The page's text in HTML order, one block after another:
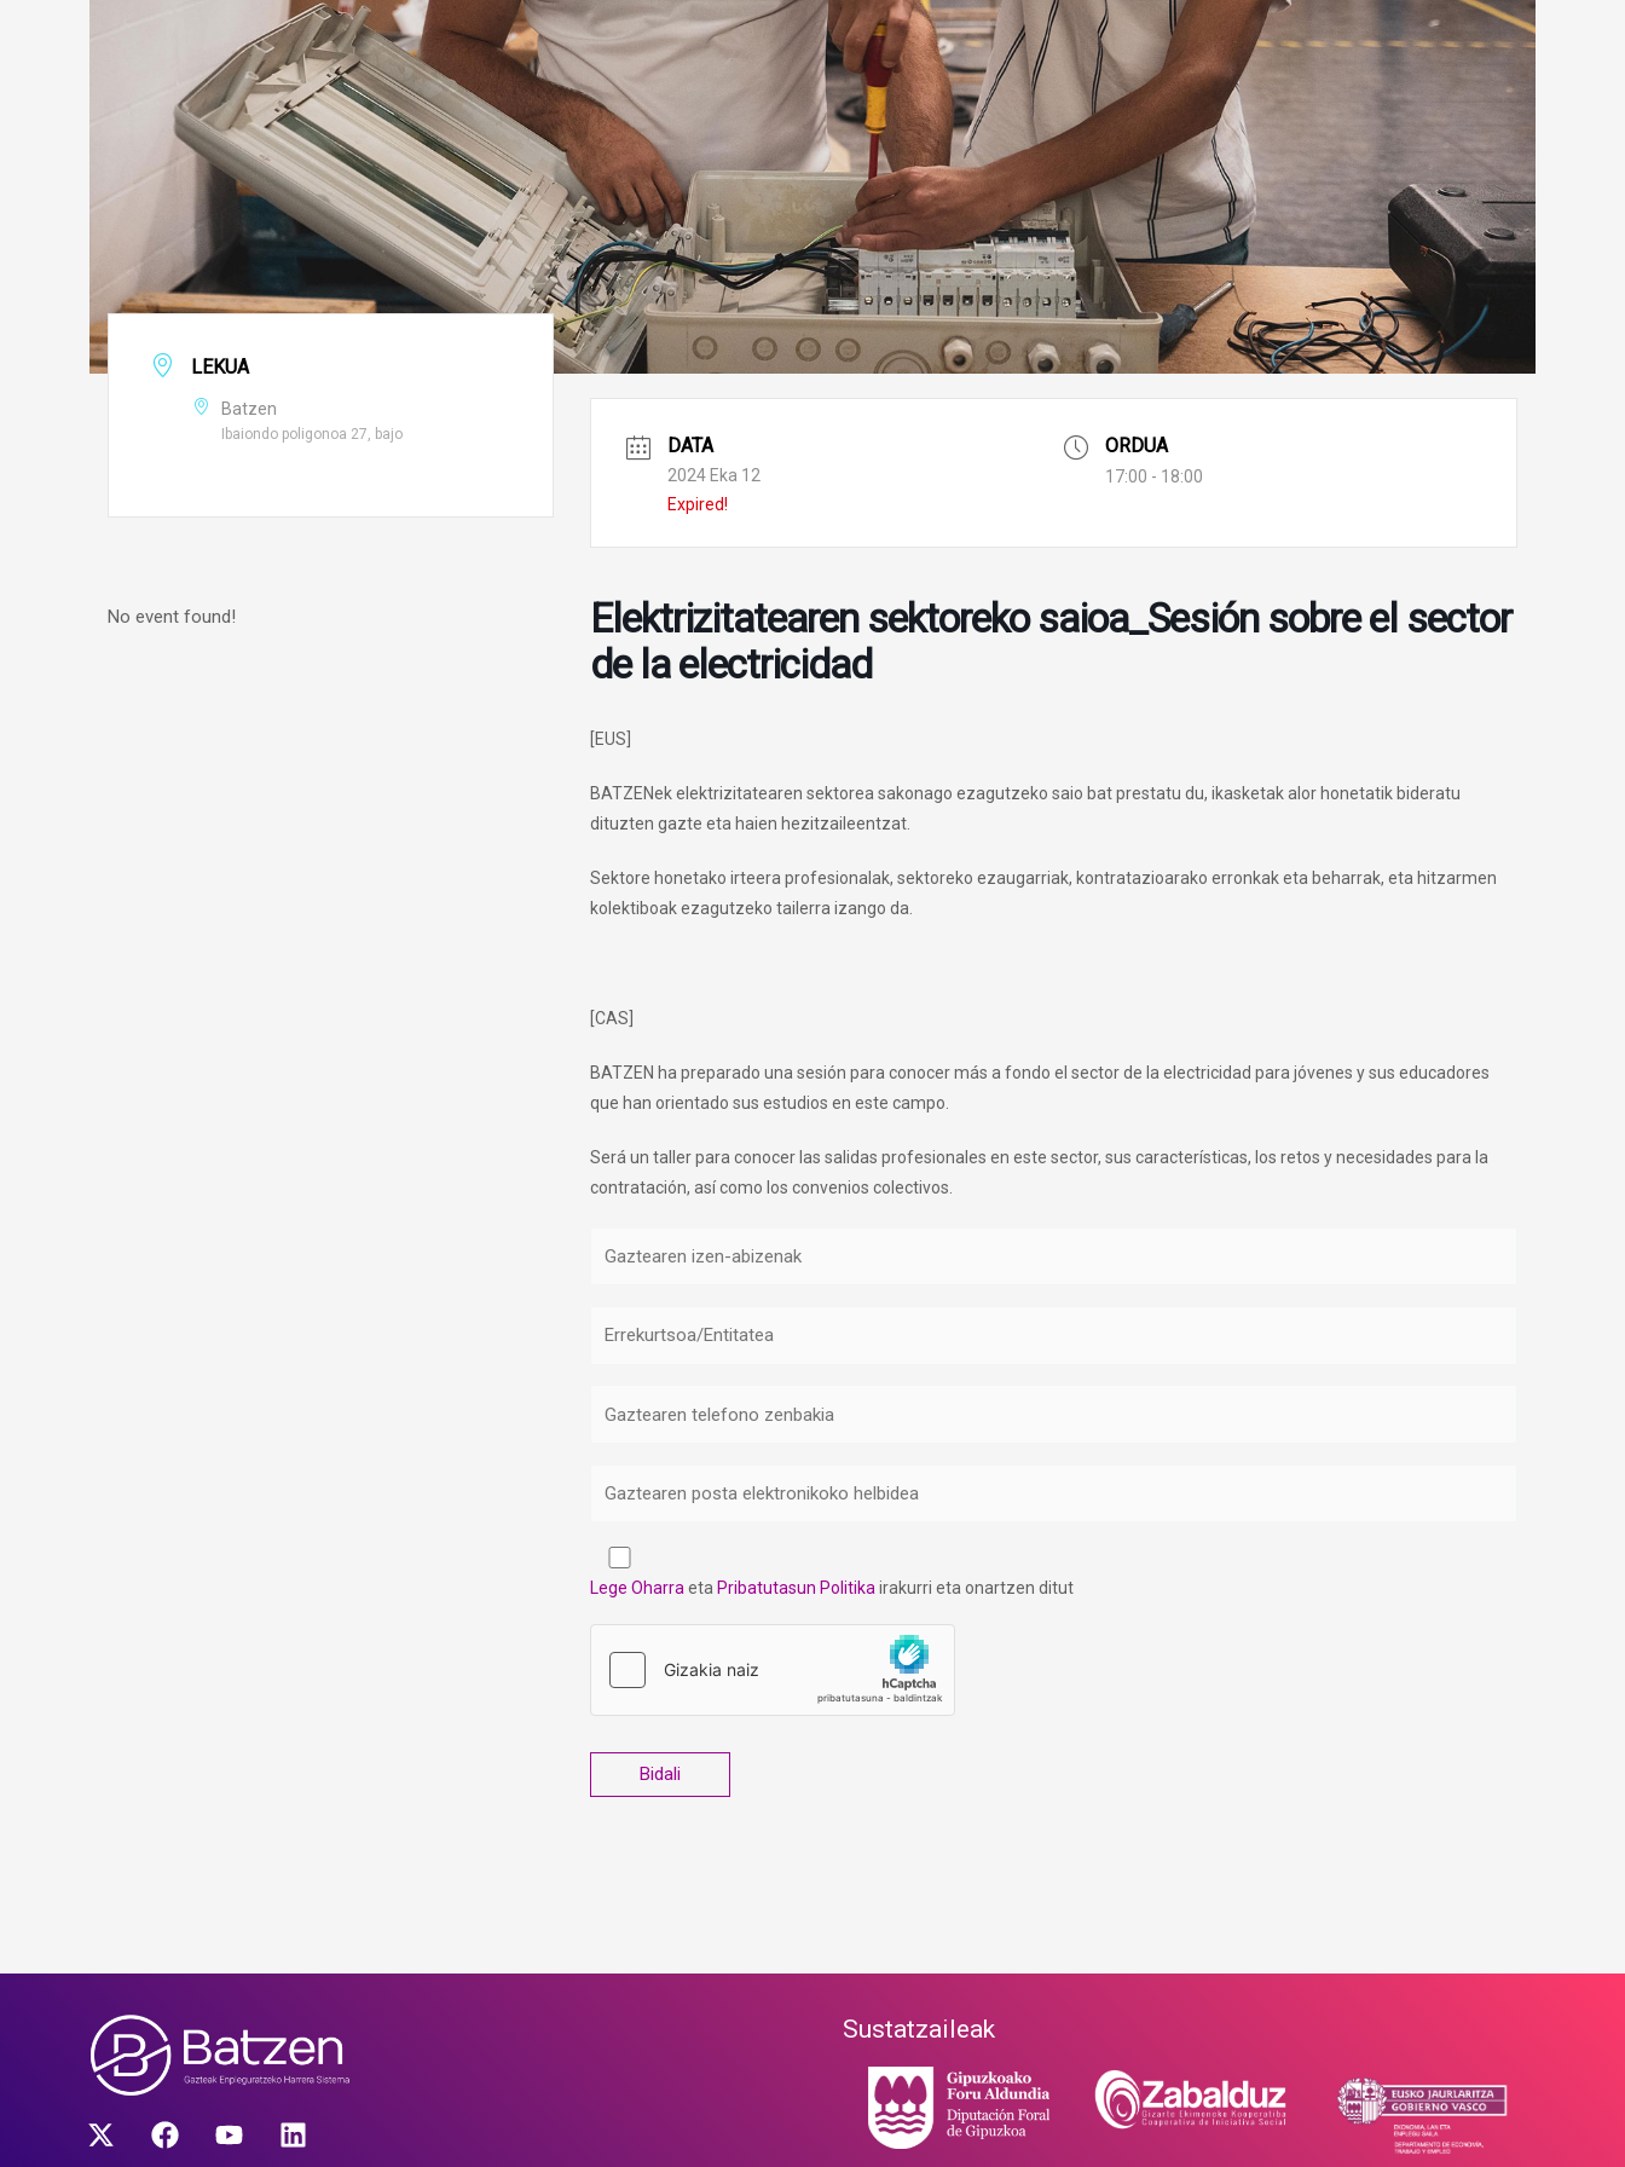
LEKUA
Batzen
Ibaiondo poligonoa 27, bajo
No event found!
DATA
2024 Eka 12
Expired!
ORDUA
17:00 - 18:00
Elektrizitatearen sektoreko saioa_Sesión sobre el sector
de la electricidad
[EUS]
BATZENek elektrizitatearen sektorea sakonago ezagutzeko saio bat prestatu du, ikasketak alor honetatik bideratu
dituzten gazte eta haien hezitzaileentzat.
Sektore honetako irteera profesionalak, sektoreko ezaugarriak, kontratazioarako erronkak eta beharrak, eta hitzarmen
kolektiboak ezagutzeko tailerra izango da.
[CAS]
BATZEN ha preparado una sesión para conocer más a fondo el sector de la electricidad para jóvenes y sus educadores
que han orientado sus estudios en este campo.
Será un taller para conocer las salidas profesionales en este sector, sus características, los retos y necesidades para la
contratación, así como los convenios colectivos.
Lege Oharra eta Pribatutasun Politika irakurri eta onartzen ditut
Sustatzaileak